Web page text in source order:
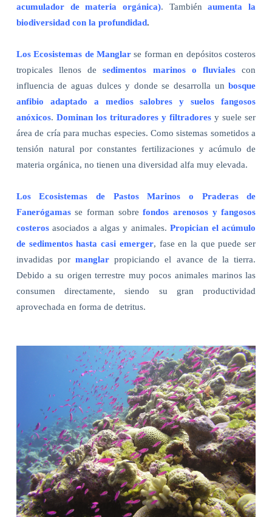
acumulador de materia orgánica). Tambiénaumenta la
biodiversidad con la profundidad.
Los Ecosistemas de Manglar se forman en depósitos costeros
tropicales llenos desedimentos marinos o fluvialescon
influencia de aguas dulces y donde se desarrolla unbosque
anfibio adaptado a medios salobres y suelos fangosos
anóxicos. Dominan los trituradores y filtradores y suele ser
área de cría para muchas especies. Como sistemas sometidos a
tensión natural por constantes fertilizaciones y acúmulo de
materia orgánica, no tienen una diversidad alfa muy elevada.
Los Ecosistemas de Pastos Marinos o Praderas de
Fanerógamasse forman sobrefondos arenosos y fangosos
costerosasociados a algas y animales.Propician el acúmulo
de sedimentos hasta casi emerger, fase en la que puede ser
invadidas pormanglar propiciando el avance de la tierra.
Debido a su origen terrestre muy pocos animales marinos las
consumen directamente, siendo su gran productividad
aprovechada en forma de detritus.